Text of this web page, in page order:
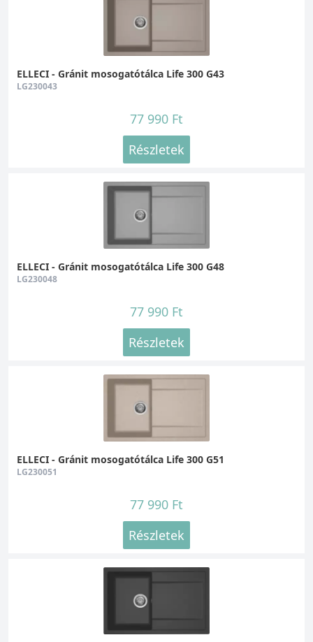
ELLECI - Gránit mosogatótálca Life 300 G43
LG230043
77 990 Ft
Részletek
ELLECI - Gránit mosogatótálca Life 300 G48
LG230048
77 990 Ft
Részletek
ELLECI - Gránit mosogatótálca Life 300 G51
LG230051
77 990 Ft
Részletek